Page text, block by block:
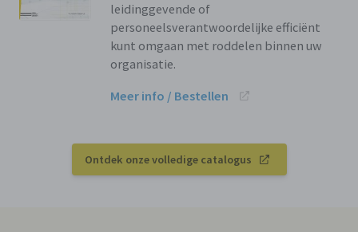
leidinggevende of
personeelsverantwoordelijke efficiënt
kunt omgaan met roddelen binnen uw
organisatie.
Meer info / Bestellen
Ontdek onze volledige catalogus